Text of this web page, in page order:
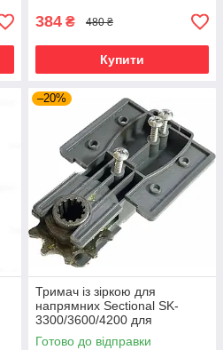
384 ₴ 480 ₴
Купити
–20%
Тримач із зіркою для
напрямних Sectional SK-
3300/3600/4200 для
гаражного приводу
Готово до відправки